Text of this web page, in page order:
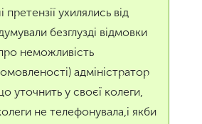
ухилялись від
безглузді відмовки
неможливість
адміністратор
уточнить у своєї колеги,
не телефонувала,і якби